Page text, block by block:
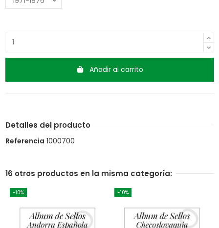
Añadir al carrito
Detalles del producto
Referencia 1000700
16 otros productos en la misma categoría:
-10% -10%